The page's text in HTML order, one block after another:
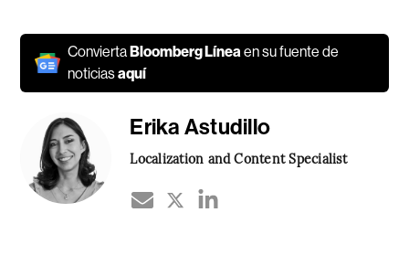
ConviertaBloomberg Líneaen su fuente de
noticiasaquí
Erika Astudillo
Localization and Content Specialist